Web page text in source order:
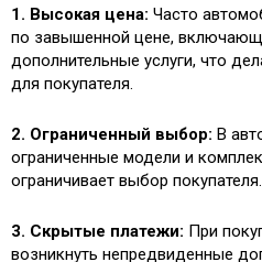
1. Высокая цена: Часто
по завышенной цене,
дополнительные услуги, что
для покупателя.
2. Ограниченный выбор: В
ограниченные модели и
ограничивает выбор покупателя.
3. Скрытые платежи: При
возникнуть непредвиденные